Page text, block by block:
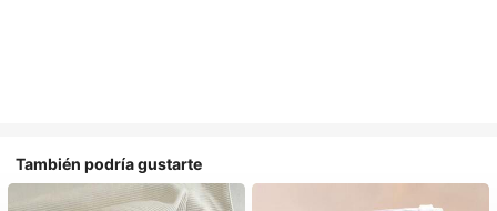
También podría gustarte